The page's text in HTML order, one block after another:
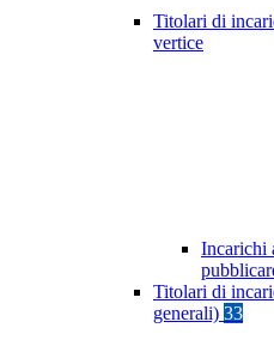
Titolari di
vertice
Incarichi
Titolari di
generali) 33